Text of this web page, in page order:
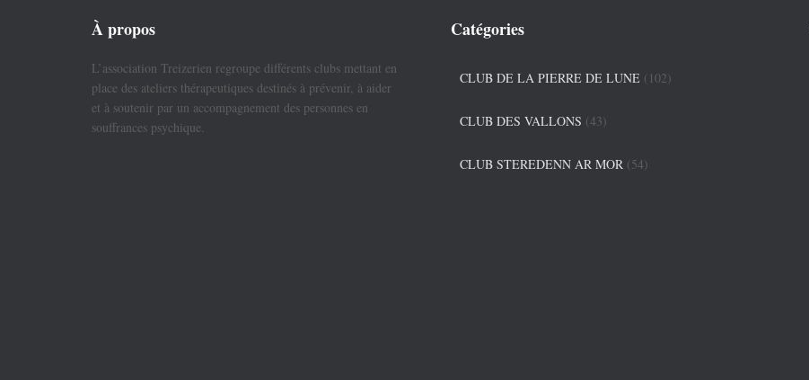
À propos
L’association Treizerien regroupe différents clubs mettant en
place des ateliers thérapeutiques destinés à prévenir, à aider
et à soutenir par un accompagnement des personnes en
souffrances psychique.
Catégories
CLUB DE LA PIERRE DE LUNE (102)
CLUB DES VALLONS (43)
CLUB STEREDENN AR MOR (54)